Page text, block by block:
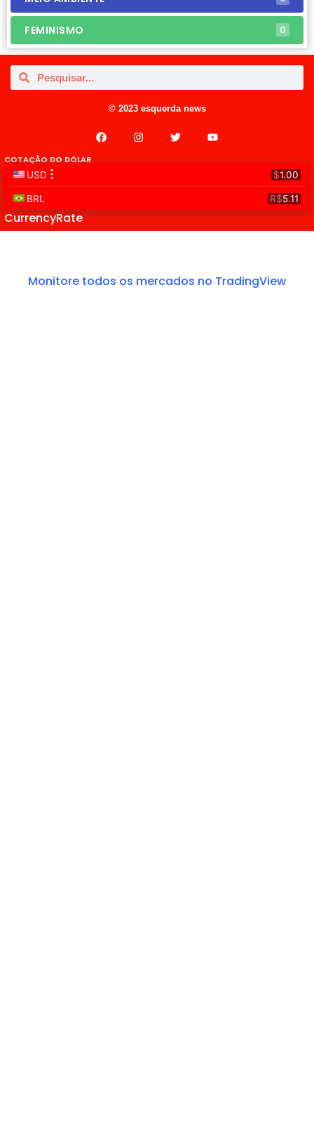
FEMINISMO 0
© 2023 esquerda news
COTAÇÃO DO DÓLAR
CurrencyRate
Monitore todos os mercados no TradingView